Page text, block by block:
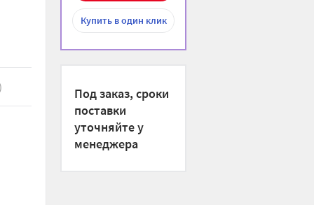
Купитьв один клик
Под заказ, сроки
поставки
уточняйте у
менеджера